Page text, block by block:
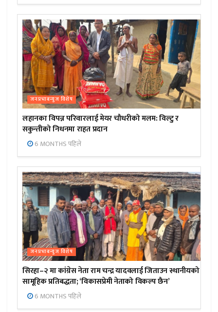
जनप्रभाबन्युज विशेष
लहानका विपन्न परिवारलाई मेयर चौधरीको मलम: विल्टु र
सकुन्तीको निधनमा राहत प्रदान
6 MONTHS पहिले
जनप्रभाबन्युज विशेष
सिरहा–२ मा कांग्रेस नेता राम चन्द्र यादवलाई जिताउन स्थानीयको
सामूहिक प्रतिबद्धता; ‘विकासप्रेमी नेताको विकल्प छैन’
6 MONTHS पहिले